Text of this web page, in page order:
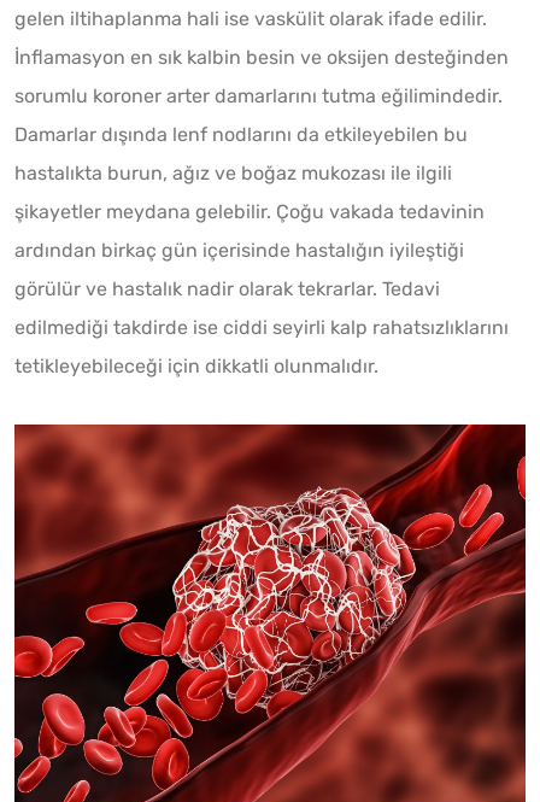
gelen iltihaplanma hali ise vaskülit olarak ifade edilir.
İnflamasyon en sık kalbin besin ve oksijen desteğinden
sorumlu koroner arter damarlarını tutma eğilimindedir.
Damarlar dışında lenf nodlarını da etkileyebilen bu
hastalıkta burun, ağız ve boğaz mukozası ile ilgili
şikayetler meydana gelebilir. Çoğu vakada tedavinin
ardından birkaç gün içerisinde hastalığın iyileştiği
görülür ve hastalık nadir olarak tekrarlar. Tedavi
edilmediği takdirde ise ciddi seyirli kalp rahatsızlıklarını
tetikleyebileceği için dikkatli olunmalıdır.